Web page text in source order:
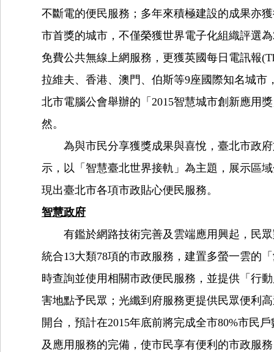
不斷電的便民服務；多年來積極建設的成果亦
市首獎的城市，不僅榮獲世界電子化組織評選
免費公共無線上網服務，更獲英國每日電訊報
拉維夫、香港、澳門、伯斯等9座國際知名城
北市電腦公會舉辦的「2015智慧城市創新應用
然。
為與市民分享獲獎成果與喜悅，臺北市政府
示，以「智慧臺北世界接軌」為主題，展示區
現出臺北市各項市政貼心便民服務。
智慧政府
有鑑於網路技術完善及雲端應用興起，民眾
統合13大類78項的市政服務，建置多螢一雲的
時查詢並使用相關市政便民服務，並提供「行
害地點予民眾；光纖到府服務更提供民眾便利
開台，預計在2015年底前將完成全市80%市民
及應用服務的完備，使市民享有便利的市政服